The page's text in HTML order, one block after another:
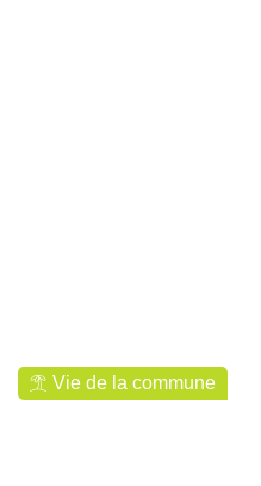
Vie de la commune